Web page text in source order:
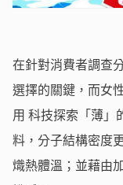
在針對消費者調查
選擇的關鍵，而女
用 科技探索「薄」
料，分子結構密度
熾熱體溫；並藉由